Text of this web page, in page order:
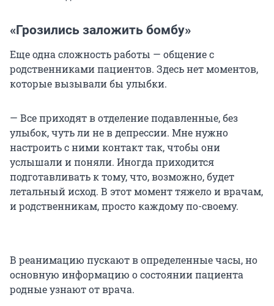
«Грозились заложить бомбу»
Еще одна сложность работы — общение с
родственниками пациентов. Здесь нет моментов,
которые вызывали бы улыбки.
— Все приходят в отделение подавленные, без
улыбок, чуть ли не в депрессии. Мне нужно
настроить с ними контакт так, чтобы они
услышали и поняли. Иногда приходится
подготавливать к тому, что, возможно, будет
летальный исход. В этот момент тяжело и врачам,
и родственникам, просто каждому по-своему.
В реанимацию пускают в определенные часы, но
основную информацию о состоянии пациента
родные узнают от врача.